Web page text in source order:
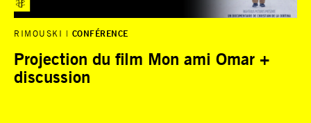
RIMOUSKI CONFÉRENCE
Projection du film Mon ami Omar +
discussion